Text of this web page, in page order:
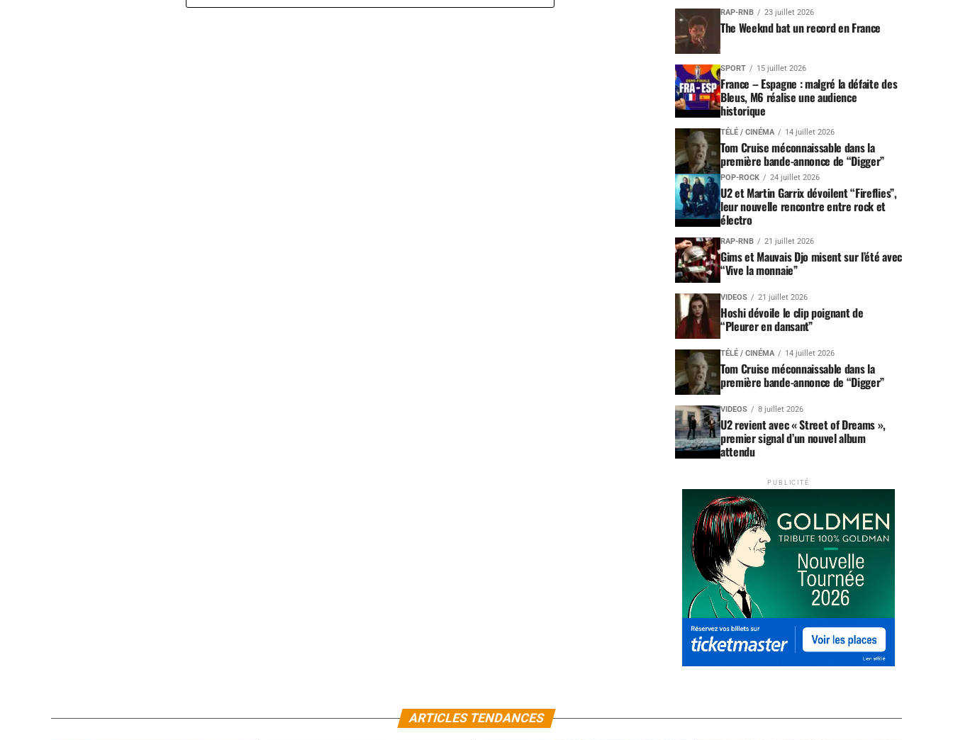
RAP-RNB 23 juillet 2026
The Weeknd bat un record en France
SPORT 15 juillet 2026
France – Espagne : malgré la défaite des
Bleus, M6 réalise une audience
historique
TÉLÉ / CINÉMA 14 juillet 2026
Tom Cruise méconnaissable dans la
première bande-annonce de “Digger”
POP-ROCK 24 juillet 2026
U2 et Martin Garrix dévoilent “Fireflies”,
leur nouvelle rencontre entre rock et
électro
RAP-RNB 21 juillet 2026
Gims et Mauvais Djo misent sur l’été avec
“Vive la monnaie”
VIDEOS 21 juillet 2026
Hoshi dévoile le clip poignant de
“Pleurer en dansant”
TÉLÉ / CINÉMA 14 juillet 2026
Tom Cruise méconnaissable dans la
première bande-annonce de “Digger”
VIDEOS 8 juillet 2026
U2 revient avec « Street of Dreams »,
premier signal d’un nouvel album
attendu
PUBLICITÉ
ARTICLES TENDANCES